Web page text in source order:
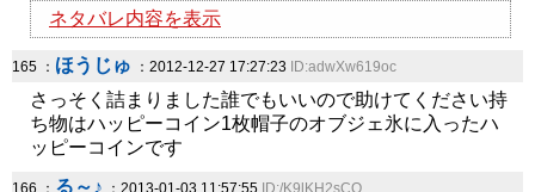
ネタバレ内容を表示
165 ： ほうじゅ ：2012-12-27 17:27:23 ID:adwXw619oc
さっそく詰まりました誰でもいいので助けてください持
ち物はハッピーコイン1枚帽子のオブジェ氷に入ったハ
ッピーコインです
166 ： る～♪ ：2013-01-03 11:57:55 ID:/K9lKH2sCQ